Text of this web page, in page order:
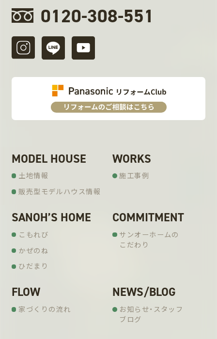
0120-308-551
MODEL HOUSE
土地情報
販売型モデルハウス情報
WORKS
施工事例
SANOH’S HOME
こもれび
かぜのね
ひだまり
COMMITMENT
サンオーホームの
こだわり
FLOW
家づくりの流れ
NEWS/BLOG
お知らせ・スタッフ
ブログ